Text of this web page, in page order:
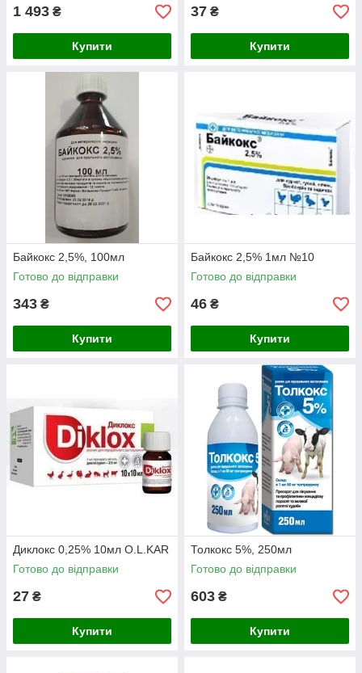
1 493 ₴
Купити
37 ₴
Купити
Байкокс 2,5%, 100мл
Готово до відправки
343 ₴
Купити
Байкокс 2,5% 1мл №10
Готово до відправки
46 ₴
Купити
Диклокс 0,25% 10мл O.L.KAR
Готово до відправки
27 ₴
Купити
Толкокс 5%, 250мл
Готово до відправки
603 ₴
Купити